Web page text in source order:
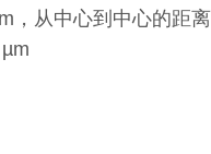
，从中心到中心的距